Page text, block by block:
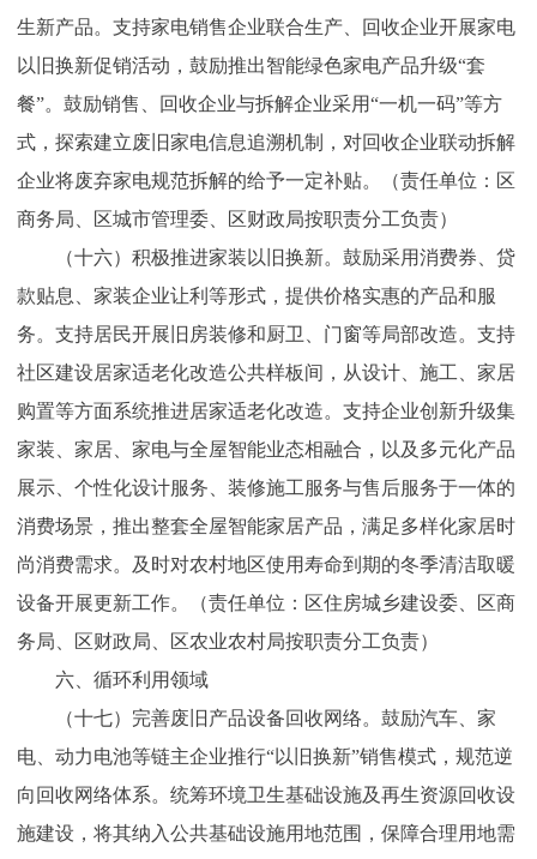
生新产品。支持家电销售企业联合生产、回收企业开展家电
以旧换新促销活动，鼓励推出智能绿色家电产品升级“套
餐”。鼓励销售、回收企业与拆解企业采用“一机一码”等方
式，探索建立废旧家电信息追溯机制，对回收企业联动拆解
企业将废弃家电规范拆解的给予一定补贴。（责任单位：区
商务局、区城市管理委、区财政局按职责分工负责）
（十六）积极推进家装以旧换新。鼓励采用消费券、贷
款贴息、家装企业让利等形式，提供价格实惠的产品和服
务。支持居民开展旧房装修和厨卫、门窗等局部改造。支持
社区建设居家适老化改造公共样板间，从设计、施工、家居
购置等方面系统推进居家适老化改造。支持企业创新升级集
家装、家居、家电与全屋智能业态相融合，以及多元化产品
展示、个性化设计服务、装修施工服务与售后服务于一体的
消费场景，推出整套全屋智能家居产品，满足多样化家居时
尚消费需求。及时对农村地区使用寿命到期的冬季清洁取暖
设备开展更新工作。（责任单位：区住房城乡建设委、区商
务局、区财政局、区农业农村局按职责分工负责）
六、循环利用领域
（十七）完善废旧产品设备回收网络。鼓励汽车、家
电、动力电池等链主企业推行“以旧换新”销售模式，规范逆
向回收网络体系。统筹环境卫生基础设施及再生资源回收设
施建设，将其纳入公共基础设施用地范围，保障合理用地需